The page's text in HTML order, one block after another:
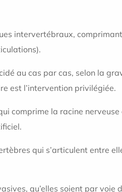
intervertébraux,
au cas par cas, selon la
est l’intervention privilégiée.
comprime la racine nerveuse
qui s’articulent entre
qu’elles soient par voie